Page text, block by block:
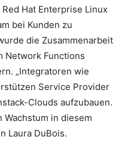
Hat Enterprise Linux
bei Kunden zu
die Zusammenarbeit
Network Functions
„Integratoren wie
Service Provider
Clouds aufzubauen.
in diesem
Laura DuBois.